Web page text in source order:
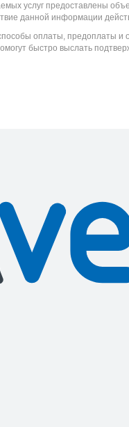
услуг предоставлены
данной информации
оплаты, предоплаты и
быстро выслать